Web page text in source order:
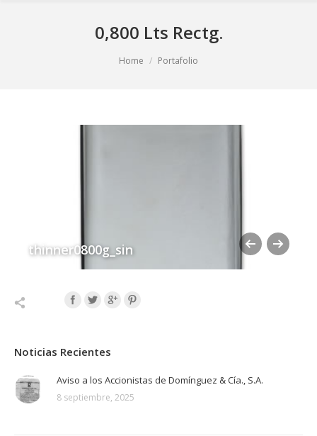
0,800 Lts Rectg.
Home Portafolio
thinner0800g_sin
Noticias Recientes
Aviso a los Accionistas de Domínguez & Cía., S.A.
8 septiembre, 2025